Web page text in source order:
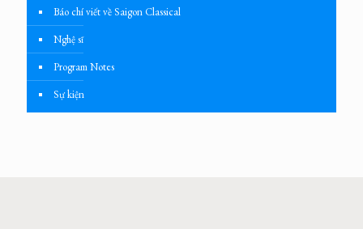
Báo chí viết về Saigon Classical
Nghệ sĩ
Program Notes
Sự kiện